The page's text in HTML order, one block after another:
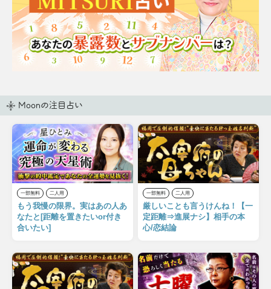
Moonの注目占い
一部無料 二人用
もう我慢の限界。実はあの人あ
なたと[距離を置きたいor付き
合いたい]
一部無料 二人用
厳しいことも言うけんね！【一
定距離⇒進展ナシ】相手の本
心/恋結論